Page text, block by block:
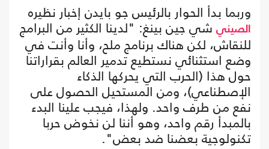
وربما بدأ الحوار بالرئيس جو بايدن إخبار نظيره
الصيني شي جين بينغ: "لدينا الكثير من البرامج
للنقاش، لكن هناك برنامج ملح، وأنا وأنت في
وضع استثنائي نستطيع تدمير العالم بقراراتنا
حول هذا (الحرب التي يحركها الذكاء
الإصطناعي)، ومن المستحيل الحصول على
نفع من طرف واحد. ولهذا، فيجب علينا البدء
بالمبدأ رقم واحد، وهو أننا لن نخوض حربا
تكنولوجية بعضنا ضد بعض".